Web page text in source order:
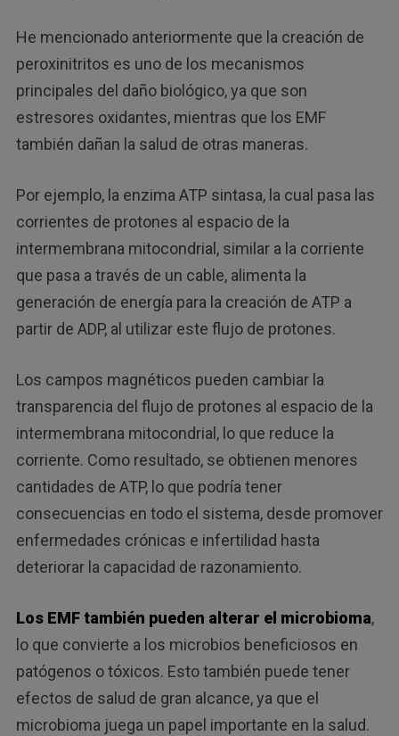
He mencionado anteriormente que la creación de
peroxinitritos es uno de los mecanismos
principales del daño biológico, ya que son
estresores oxidantes, mientras que los EMF
también dañan la salud de otras maneras.
Por ejemplo, la enzima ATP sintasa, la cual pasa las
corrientes de protones al espacio de la
intermembrana mitocondrial, similar a la corriente
que pasa a través de un cable, alimenta la
generación de energía para la creación de ATP a
partir de ADP, al utilizar este flujo de protones.
Los campos magnéticos pueden cambiar la
transparencia del flujo de protones al espacio de la
intermembrana mitocondrial, lo que reduce la
corriente. Como resultado, se obtienen menores
cantidades de ATP, lo que podría tener
consecuencias en todo el sistema, desde promover
enfermedades crónicas e infertilidad hasta
deteriorar la capacidad de razonamiento.
Los EMF también pueden alterar el microbioma,
lo que convierte a los microbios beneficiosos en
patógenos o tóxicos. Esto también puede tener
efectos de salud de gran alcance, ya que el
microbioma juega un papel importante en la salud.